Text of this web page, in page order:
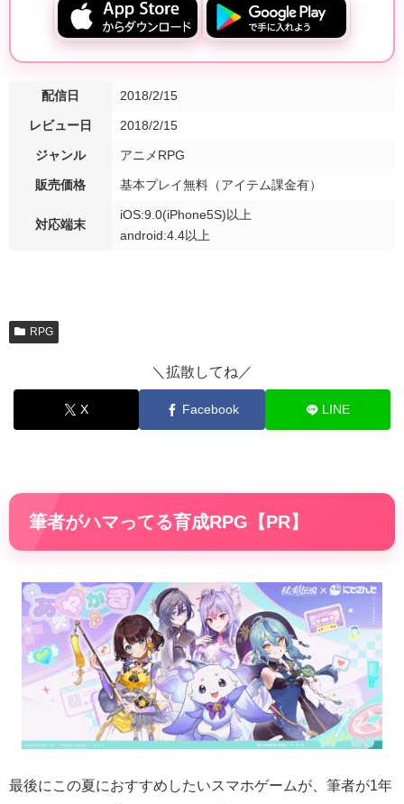
配信日 2018/2/15
レビュー日 2018/2/15
ジャンル アニメRPG
販売価格 基本プレイ無料（アイテム課金有）
対応端末
iOS:9.0(iPhone5S)以上
android:4.4以上
RPG
＼拡散してね／
X Facebook LINE
筆者がハマってる育成RPG【PR】
最後にこの夏におすすめしたいスマホゲームが、筆者が1年